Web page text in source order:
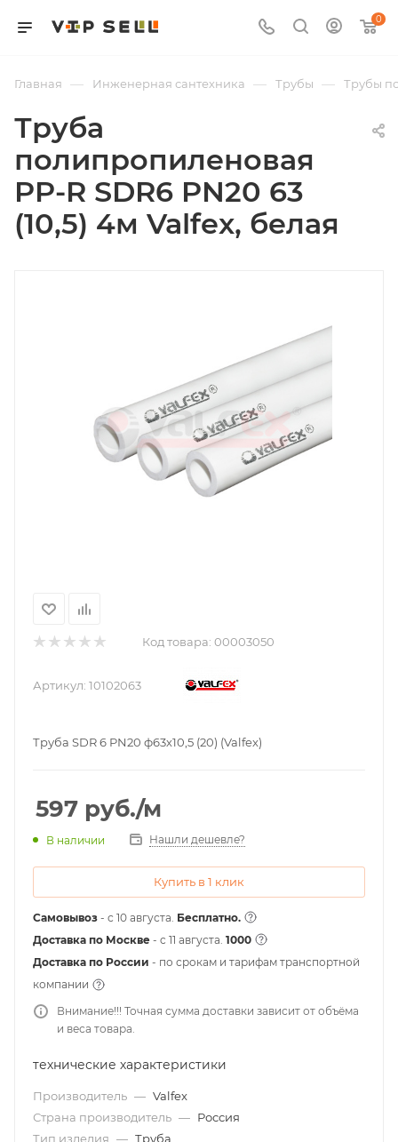
0
Главная — Инженерная сантехника — Трубы — Трубы
Труба
полипропиленовая
PP-R SDR6 PN20 63
(10,5) 4м Valfex, белая
Код товара: 00003050
Артикул: 10102063
Труба SDR 6 PN20 ф63х10,5 (20) (Valfex)
597 руб./м
В наличии Нашли дешевле?
Купить в 1 клик
Самовывоз - с 10 августа. Бесплатно.
Доставка по Москве - c 11 августа. 1000
Доставка по России - по срокам и тарифам транспортной
компании
Внимание!!! Точная сумма доставки зависит от объёма
и веса товара.
технические характеристики
Производитель — Valfex
Страна производитель — Россия
Тип изделия — Труба